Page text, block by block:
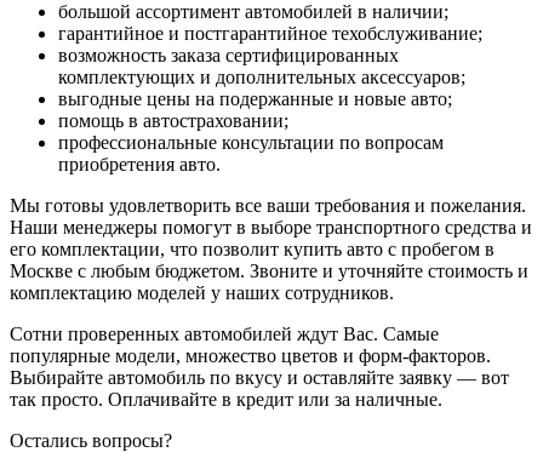
большой ассортимент автомобилей в наличии;
гарантийное и постгарантийное техобслуживание;
возможность заказа сертифицированных
комплектующих и дополнительных аксессуаров;
выгодные цены на подержанные и новые авто;
помощь в автостраховании;
профессиональные консультации по вопросам
приобретения авто.
Мы готовы удовлетворить все ваши требования и пожелания.
Наши менеджеры помогут в выборе транспортного средства и
его комплектации, что позволит купить авто с пробегом в
Москве с любым бюджетом. Звоните и уточняйте стоимость и
комплектацию моделей у наших сотрудников.
Сотни проверенных автомобилей ждут Вас. Самые
популярные модели, множество цветов и форм-факторов.
Выбирайте автомобиль по вкусу и оставляйте заявку — вот
так просто. Оплачивайте в кредит или за наличные.
Остались вопросы?